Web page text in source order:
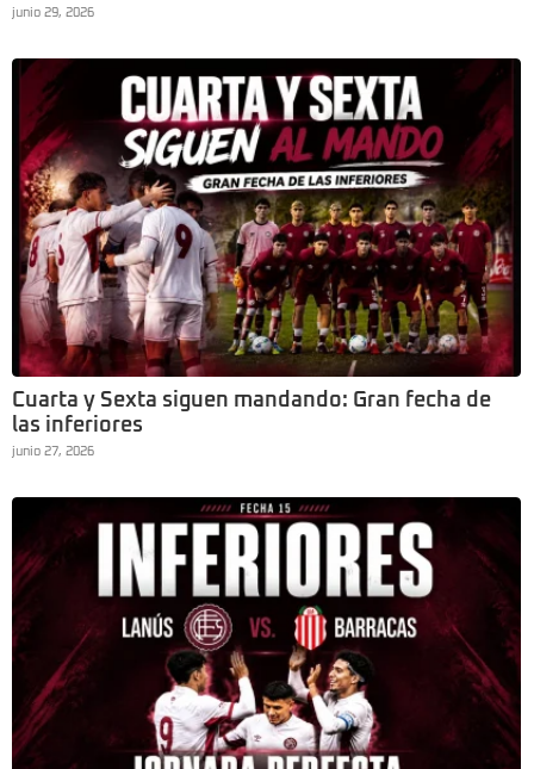
junio 29, 2026
Cuarta y Sexta siguen mandando: Gran fecha de
las inferiores
junio 27, 2026